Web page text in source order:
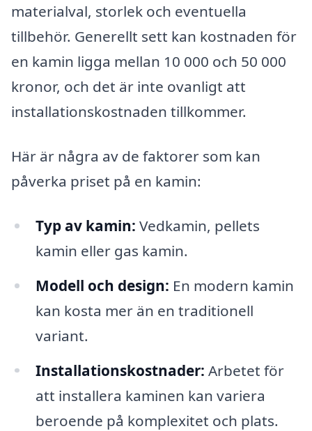
materialval, storlek och eventuella
tillbehör. Generellt sett kan kostnaden för
en kamin ligga mellan 10 000 och 50 000
kronor, och det är inte ovanligt att
installationskostnaden tillkommer.
Här är några av de faktorer som kan
påverka priset på en kamin:
Typ av kamin: Vedkamin, pellets
kamin eller gas kamin.
Modell och design: En modern kamin
kan kosta mer än en traditionell
variant.
Installationskostnader: Arbetet för
att installera kaminen kan variera
beroende på komplexitet och plats.